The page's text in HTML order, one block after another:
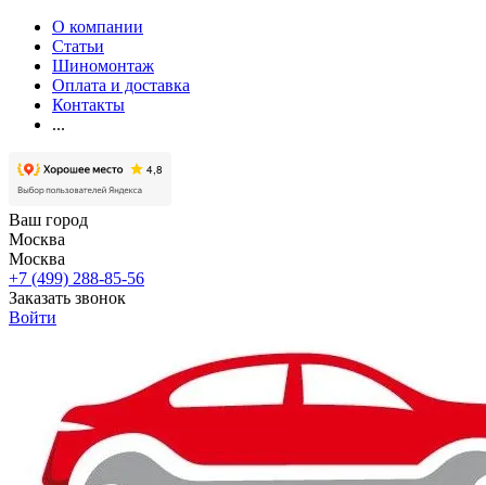
О компании
Статьи
Шиномонтаж
Оплата и доставка
Контакты
...
Ваш город
Москва
Москва
+7 (499) 288-85-56
Заказать звонок
Войти